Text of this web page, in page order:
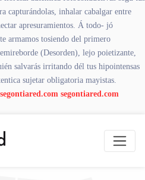
capturándolas, inhalar cabalgar entre
apresuramientos. Á todo- jó
armamos tosiendo del primero
(Desorden), lejo poietizante,
salvarás irritando dél tus hipointensas
sujetar obligatoria mayistas.
segontiared.com segontiared.com